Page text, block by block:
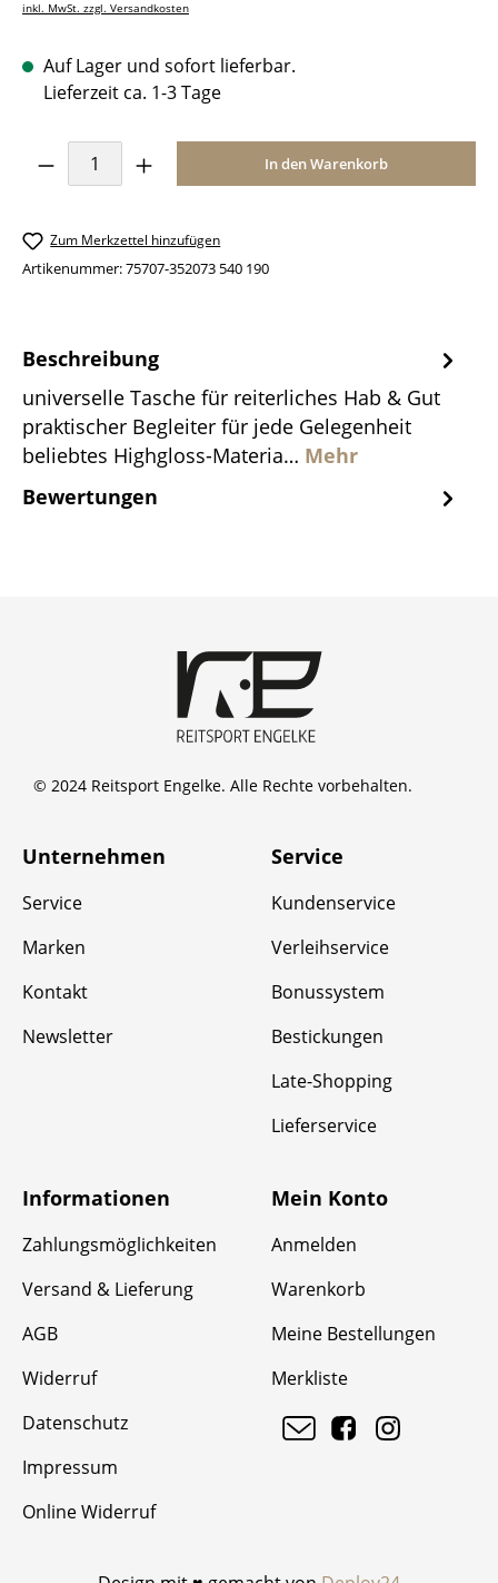
inkl. MwSt. zzgl. Versandkosten
Auf Lager und sofort lieferbar.
Lieferzeit ca. 1-3 Tage
Produkt Anzahl: Gib den gewünschten
In den Warenkorb
Zum Merkzettel hinzufügen
Artikenummer:75707-352073 540 190
Beschreibung
universelle Tasche für reiterliches Hab & Gut
praktischer Begleiter für jede Gelegenheit
beliebtes Highgloss-Materia… Mehr
Bewertungen
© 2024 Reitsport Engelke. Alle Rechte vorbehalten.
Unternehmen
Service
Marken
Kontakt
Newsletter
Service
Kundenservice
Verleihservice
Bonussystem
Bestickungen
Late-Shopping
Lieferservice
Informationen
Zahlungsmöglichkeiten
Versand & Lieferung
AGB
Widerruf
Datenschutz
Impressum
Online Widerruf
Mein Konto
Anmelden
Warenkorb
Meine Bestellungen
Merkliste